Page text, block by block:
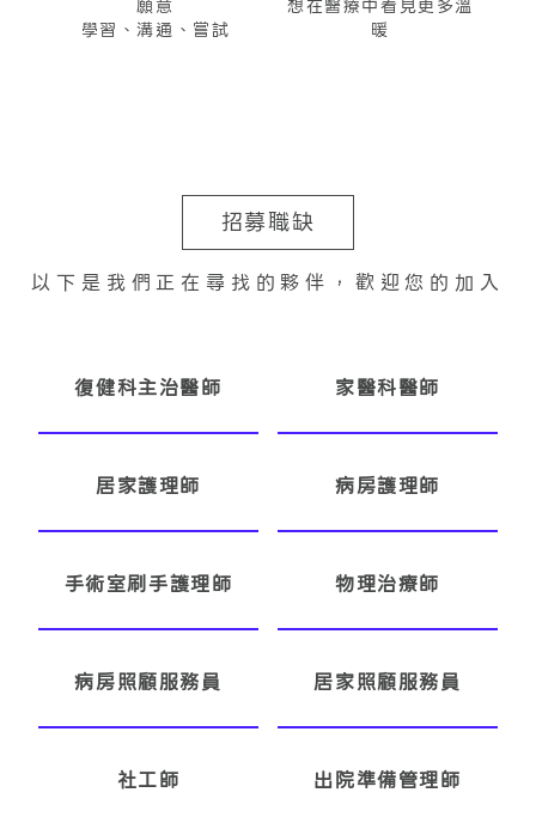
願意
學習、溝通、嘗試
想在醫療中看見更多溫
暖
招募職缺
以下是我們正在尋找的夥伴，歡迎您的加入
復健科主治醫師 家醫科醫師
居家護理師 病房護理師
手術室刷手護理師 物理治療師
病房照顧服務員 居家照顧服務員
社工師 出院準備管理師